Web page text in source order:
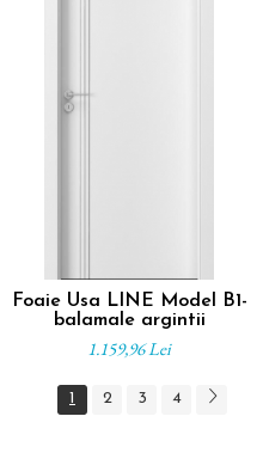
Foaie Usa LINE Model B1-
balamale argintii
1.159,96 Lei
1 2 3 4